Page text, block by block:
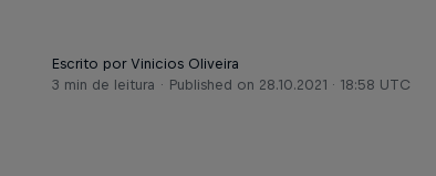
Escrito por Vinicios Oliveira
3 min de leitura
Published on 28.10.2021 · 18:58 UTC